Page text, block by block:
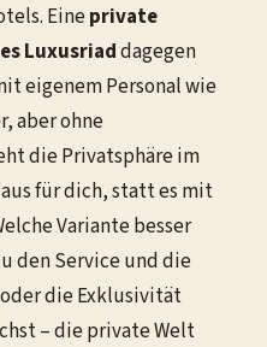
Eineprivate
Luxusriaddagegen
eigenem Personal wie
aber ohne
die Privatsphäre im
für dich, statt es mit
Variante besser
den Service und die
die Exklusivität
– die private Welt